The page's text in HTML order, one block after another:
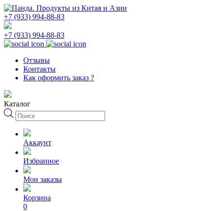
+7 (933) 994-88-83
+7 (933) 994-88-83
Отзывы
Контакты
Как оформить заказ ?
Каталог
Поиск
товаров
Аккаунт
Избранное
Мои заказы
Корзина
0